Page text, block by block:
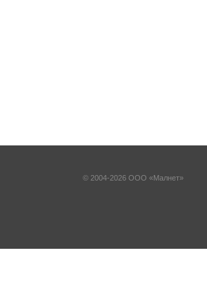
© 2004-2026 ООО «Малнет»